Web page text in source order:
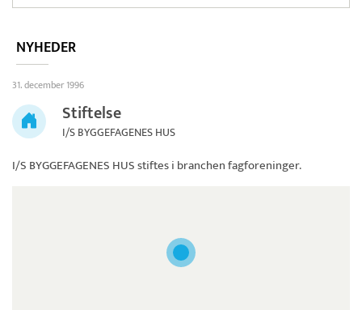
NYHEDER
31. december 1996
Stiftelse
I/S BYGGEFAGENES HUS
I/S BYGGEFAGENES HUSstiftes i branchen fagforeninger.